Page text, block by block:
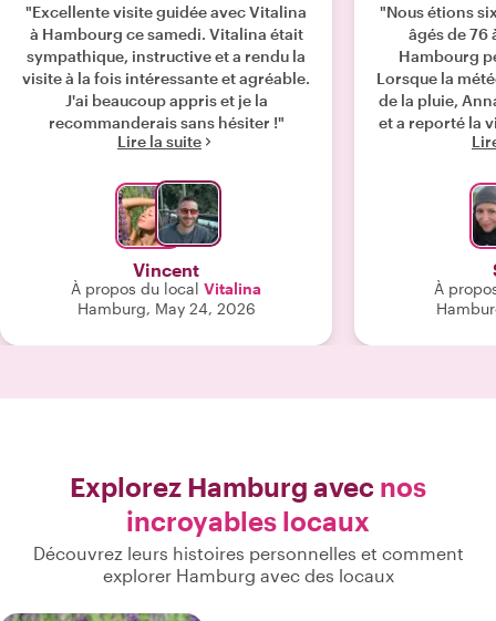
"Excellente visite guidée avec Vitalina
à Hambourg ce samedi. Vitalina était
sympathique, instructive et a rendu la
visite à la fois intéressante et agréable.
J'ai beaucoup appris et je la
recommanderais sans hésiter !"
Lire la suite
Vincent
À propos du local Vitalina
Hamburg, May 24, 2026
"Nous étions
âgés de 76
Hambourg
Lorsque la
de la pluie,
et a reporté la
nous a
contact visuel.
adapté son
à nos
avions déjà
ont mis
Hambourg en
les
À
Explorez Hamburg avec nos
incroyables locaux
Découvrez leurs histoires personnelles et comment
explorer Hamburg avec des locaux